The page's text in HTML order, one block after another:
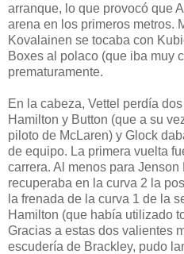
arranque, lo que provocó que
arena en los primeros metros.
Kovalainen se tocaba con
Boxes al polaco (que iba muy
prematuramente.
En la cabeza, Vettel perdía
Hamilton y Button (que a su
piloto de McLaren) y Glock
de equipo. La primera vuelta
carrera. Al menos para
recuperaba en la curva 2 la
la frenada de la curva 1 de la
Hamilton (que había utilizado
Gracias a estas dos valientes
escudería de Brackley, pudo